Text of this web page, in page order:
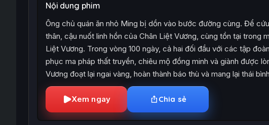
Nội dung phim
Ông chủ quán ăn nhỏ Ming bị dồn vào bước đường cùng. Để
thân, cậu nuốt linh hồn của Chân Liệt Vương, cùng tồn tại trong
Liệt Vương. Trong vòng 100 ngày, cả hai đối đầu với các tập
phục ma pháp thất truyền, chiêu mộ đồng minh và giành được
Vương đoạt lại ngai vàng, hoàn thành báo thù và mang lại thái
Xem ngay Chia sẻ